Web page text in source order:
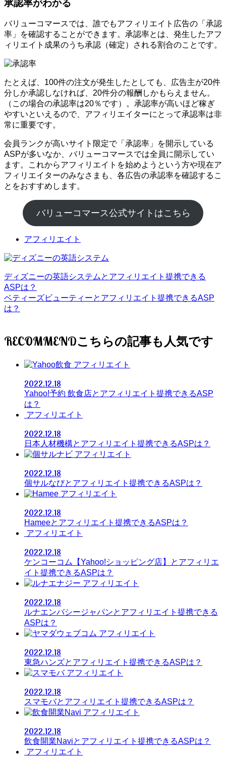
承認率がわかる
バリューコマースでは、誰でもアフィリエイト広告の「承認
率」を確認することができます。承認率とは、発生したアフ
ィリエイト成果のうち承認（確定）される割合のことです。
たとえば、100件の注文が発生したとしても、広告主が20件
分しか承認しなければ、20件分の報酬しかもらえません。
（この場合の承認率は20％です）。承認率が高いほど稼ぎ
やすいといえるので、アフィリエイターにとって承認率は非
常に重要です。
会員ランクが高いサイト限定で「承認率」を開示している
ASPが多いなか、バリューコマースでは全員に開示してい
ます。これからアフィリエイトを始めようという方や現在ア
フィリエイターのみなさまも、各広告の承認率を確認するこ
とをおすすめします。
バリューコマース公式サイトはこちら
アフィリエイト
ディズニーの英語システムとアフィリエイト提携できる
ASPは？
ベティーズビューティーとアフィリエイト提携できるASP
は？
RECOMMEND
アフィリエイト
2022.12.18
Yahoo!予約 飲食店とアフィリエイト提携できるASP
は？
アフィリエイト
2022.12.18
日本人材機構とアフィリエイト提携できるASPは？
アフィリエイト
2022.12.18
個サルなびとアフィリエイト提携できるASPは？
アフィリエイト
2022.12.18
Hameeとアフィリエイト提携できるASPは？
アフィリエイト
2022.12.18
ケンコーコム【Yahoo!ショッピング店】とアフィリエ
イト提携できるASPは？
アフィリエイト
2022.12.18
ルナエンバシージャパンとアフィリエイト提携できる
ASPは？
アフィリエイト
2022.12.18
東急ハンズとアフィリエイト提携できるASPは？
アフィリエイト
2022.12.18
スマモバとアフィリエイト提携できるASPは？
アフィリエイト
2022.12.18
飲食開業Naviとアフィリエイト提携できるASPは？
アフィリエイト